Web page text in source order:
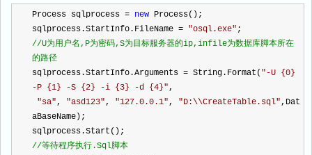
Process sqlprocess = new Process();
sqlprocess.StartInfo.FileName = "osql.exe" ;
//U为用户名,P为密码,S为目标服务器的ip,infile为数据库脚本所在
的路径
sqlprocess.StartInfo.Arguments = String.Format( " -U {0}
-P {1} -S {2} -i {3} -d {4}",
"sa", "asd123", "127.0.0.1", "D:\\CreateTable.sql",Dat
aBaseName);
sqlprocess.Start();
//等待程序执行.Sql脚本